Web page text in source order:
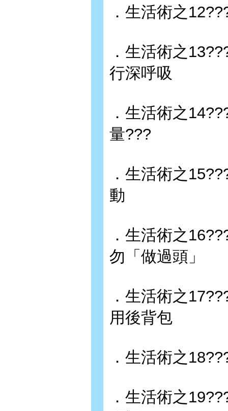
．生活術之
．生活術之
行深呼吸
．生活術之
量???
．生活術之
動
．生活術之
勿「做過頭」
．生活術之
用後背包
．生活術之
．生活術之